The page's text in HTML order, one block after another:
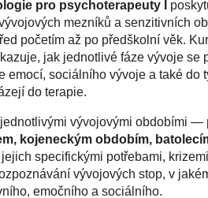
pro psychoterapeuty I
mezníků a senzitivních
početím až po předškolní věk.
jak jednotlivé fáze vývoje se
emocí, sociálního vývoje a také do
do terapie.
vývojovými obdobími —
kojeneckým obdobím,
specifickými potřebami,
vývojových stop, v
emočního a sociálního.